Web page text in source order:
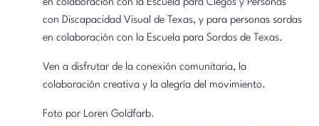
en colaboración con la Escuela para Ciegos y Personas
con Discapacidad Visual de Texas, y para personas sordas
en colaboración con la Escuela para Sordos de Texas.
Ven a disfrutar de la conexión comunitaria, la
colaboración creativa y la alegría del movimiento.
Foto por Loren Goldfarb.